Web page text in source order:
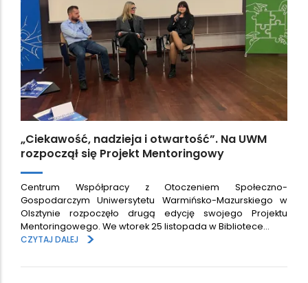
„Ciekawość, nadzieja i otwartość”. Na UWM
rozpoczął się Projekt Mentoringowy
Centrum Współpracy z Otoczeniem Społeczno-
Gospodarczym Uniwersytetu Warmińsko-Mazurskiego w
Olsztynie rozpoczęło drugą edycję swojego Projektu
Mentoringowego. We wtorek 25 listopada w Bibliotece…
CZYTAJ DALEJ
>